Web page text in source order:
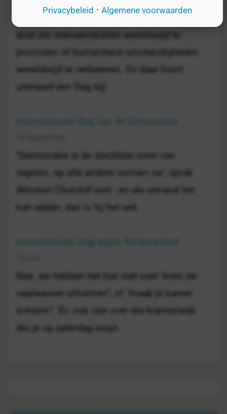
De Verenigde Naties zijn opgericht met hun
promoten of humanitaire omstandigheden
wereldwijd te verbeteren. En daar hoort
uiteraard een Dag bij!
Internationale Dag van de Democratie
"Democratie is de slechtste vorm van
regeren, op alle andere vormen na", sprak
Winston Churchill ooit - en als iemand het
kan weten, dan is hij het wel.
Internationale Dag tegen Kinderarbeid
Nee, we hebben het hier niet over "even de
vaatwasser uitruimen", of "maak je kamer
schoon!". En ook niet over die krantenwijk
die je op zaterdag loopt.
Privacybeleid · Algemene voorwaarden